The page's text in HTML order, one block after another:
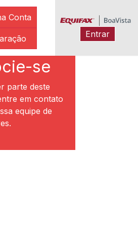
Conta
Entrar
se
parte deste
em contato
equipe de